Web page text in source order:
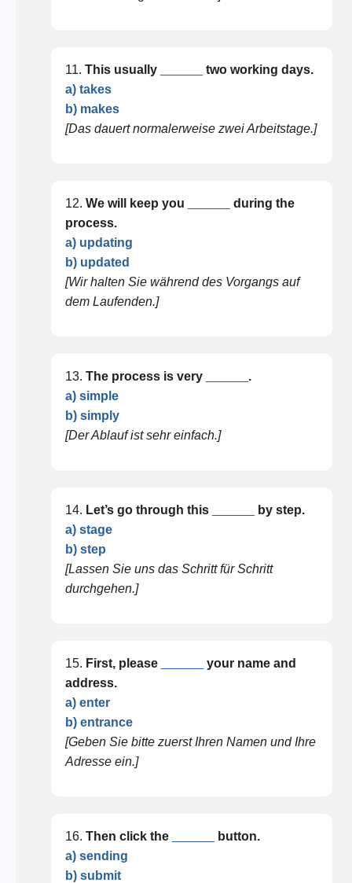
11. This usually
two working days.
a) takes
b) makes
[Das dauert normalerweise zwei Arbeitstage.]
12. We will keep you
during the
process.
a) updating
b) updated
[Wir halten Sie während des Vorgangs auf
dem Laufenden.]
13. The process is very
.
a) simple
b) simply
[Der Ablauf ist sehr einfach.]
14. Let’s go through this
by step.
a) stage
b) step
[Lassen Sie uns das Schritt für Schritt
durchgehen.]
15. First, please
your name and
address.
a) enter
b) entrance
[Geben Sie bitte zuerst Ihren Namen und Ihre
Adresse ein.]
16. Then click the
button.
a) sending
b) submit